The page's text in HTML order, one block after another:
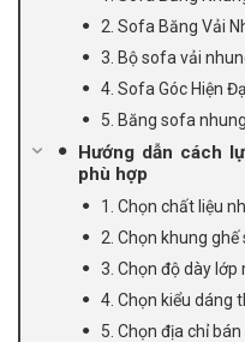
2. Sofa Băng Vải
3. Bộ sofa vải
4. Sofa Góc Hiện
5. Băng sofa
Hướng dẫn cách
phù hợp
1. Chọn chất liệu
2. Chọn khung ghế
3. Chọn độ dày
4. Chọn kiểu dáng
5. Chọn địa chỉ